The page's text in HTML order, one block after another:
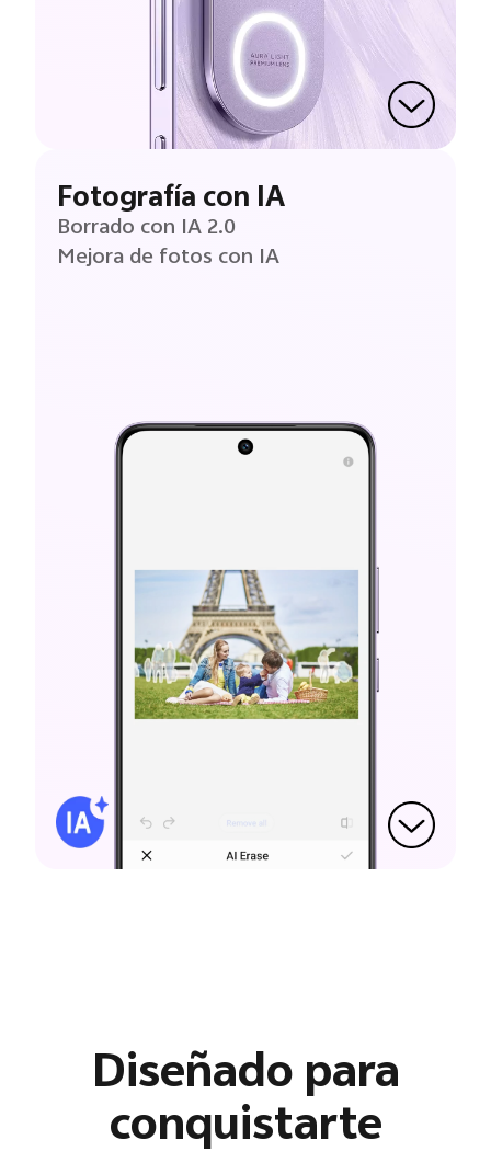
Fotografía con IA
Borrado con IA 2.0
Mejora de fotos con IA
Diseñado para
conquistarte